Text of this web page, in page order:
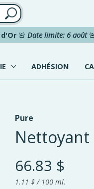
🚨 Date limite: 6 août
ADHÉSION
Pure
66.83 $
1.11 $ / 100 ml.